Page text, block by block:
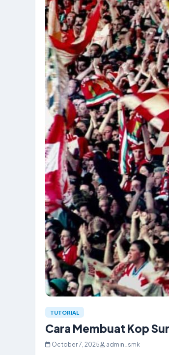
TUTORIAL
Cara Membuat Kop
October 7, 2025 admin_smk